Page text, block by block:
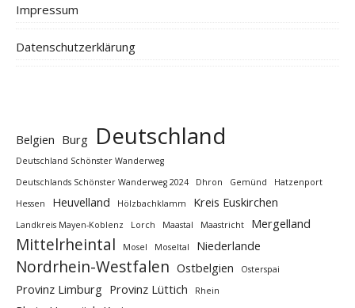
Impressum
Datenschutzerklärung
Belgien Burg Deutschland
Deutschland Schönster Wanderweg
Deutschlands Schönster Wanderweg 2024
Dhron Gemünd
Hatzenport
Hessen
Heuvelland Hölzbachklamm Kreis Euskirchen
Landkreis Mayen-Koblenz Lorch Maastal Maastricht Mergelland
Mittelrheintal Mosel Moseltal Niederlande
Nordrhein-Westfalen Ostbelgien Osterspai
Provinz Limburg Provinz Lüttich Rhein